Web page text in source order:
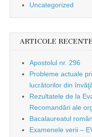
Uncategorized
ARTICOLE RECENTE
Apostolul nr. 296
Probleme actuale
lucrătorilor din
Rezultatele de la
Recomandări ale
Bacalaureatul
Examenele verii –